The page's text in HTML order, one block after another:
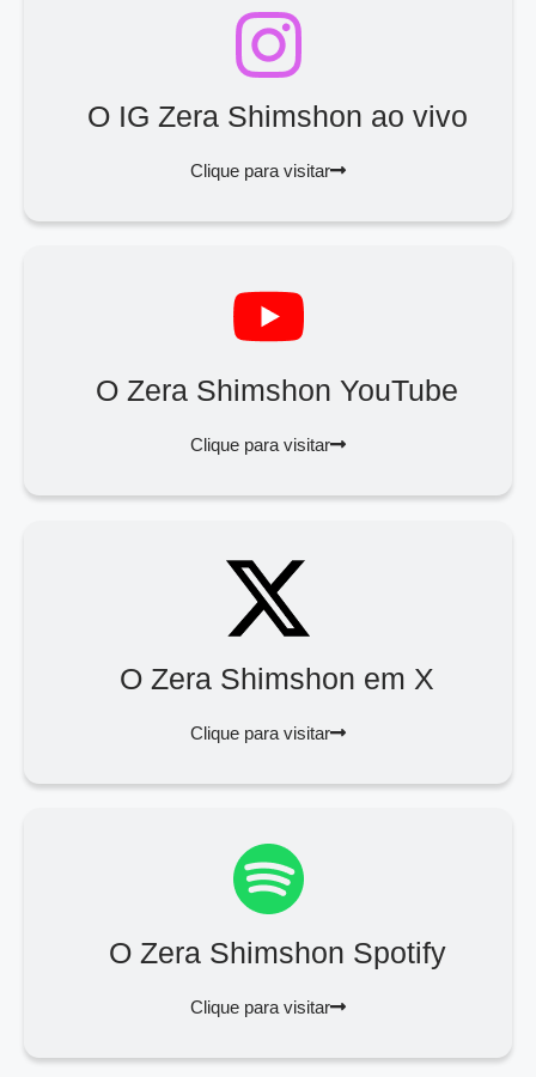
O IG Zera Shimshon ao vivo
Clique para visitar
O Zera Shimshon YouTube
Clique para visitar
O Zera Shimshon em X
Clique para visitar
O Zera Shimshon Spotify
Clique para visitar